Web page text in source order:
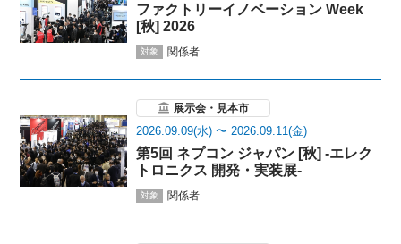
ファクトリーイノベーション Week
[秋] 2026
対象 関係者
展示会・見本市
2026.09.09(水) 〜 2026.09.11(金)
第5回 ネプコン ジャパン [秋] -エレク
トロニクス 開発・実装展-
対象 関係者